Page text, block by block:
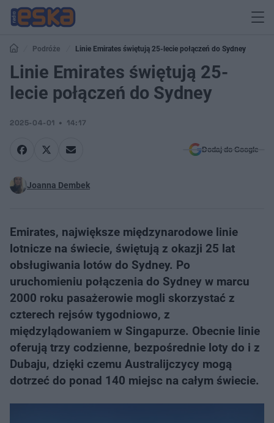
Podróże Linie Emirates świętują 25-lecie połączeń do Sydney
Linie Emirates świętują 25-
lecie połączeń do Sydney
2025-04-01 14:17
Dodaj do Google
Joanna Dembek
Emirates, największe międzynarodowe linie
lotnicze na świecie, świętują z okazji 25 lat
obsługiwania lotów do Sydney. Po
uruchomieniu połączenia do Sydney w marcu
2000 roku pasażerowie mogli skorzystać z
czterech rejsów tygodniowo, z
międzylądowaniem w Singapurze. Obecnie linie
oferują trzy codzienne, bezpośrednie loty do i z
Dubaju, dzięki czemu Australijczycy mogą
dotrzeć do ponad 140 miejsc na całym świecie.